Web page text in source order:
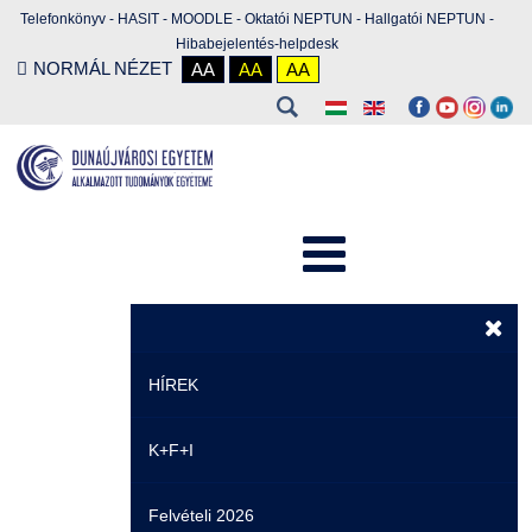
Telefonkönyv - HASIT - MOODLE - Oktatói NEPTUN - Hallgatói NEPTUN -
Hibabejelentés-helpdesk
NORMÁL NÉZET AA AA AA
HÍREK
Hírek
Események
K+F+I
Felvételi 2026